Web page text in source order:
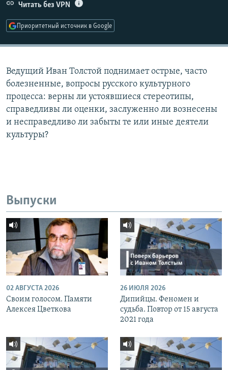
Читать без VPN
Приоритетный источник в Google
Ведущий Иван Толстой поднимает острые, часто
болезненные, вопросы русского культурного
процесса: верны ли устоявшиеся стереотипы,
справедливы ли оценки, заслуженно ли вознесены
и несправедливо ли забыты те или иные деятели
культуры?
Выпуски
02 АВГУСТА 2026
Своим голосом. Памяти
Алексея Цветкова
26 ИЮЛЯ 2026
Дипийцы. Феномен и
судьба. Повтор от 15 августа
2021 года